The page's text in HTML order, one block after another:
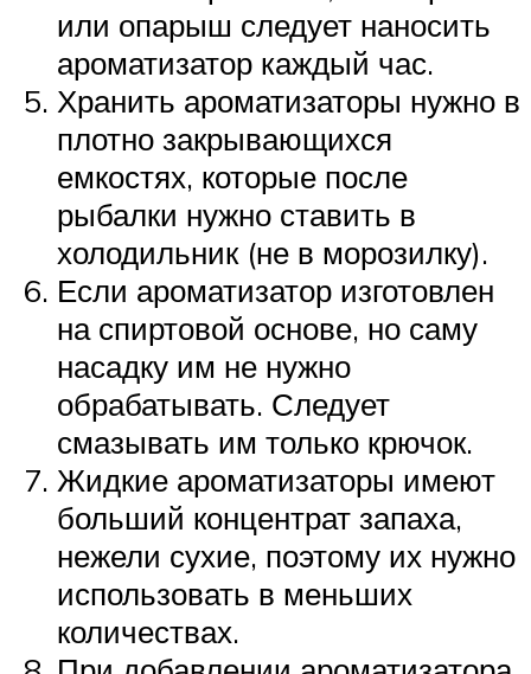
или опарыш следует наносить
ароматизатор каждый час.
Хранить ароматизаторы нужно в
плотно закрывающихся
емкостях, которые после
рыбалки нужно ставить в
холодильник (не в морозилку).
Если ароматизатор изготовлен
на спиртовой основе, но саму
насадку им не нужно
обрабатывать. Следует
смазывать им только крючок.
Жидкие ароматизаторы имеют
больший концентрат запаха,
нежели сухие, поэтому их нужно
использовать в меньших
количествах.